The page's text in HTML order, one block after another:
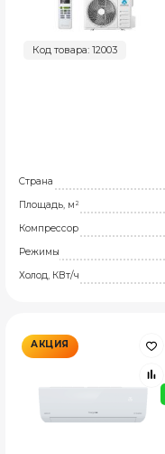
Код товара: 12003
Страна
Площадь, м²
Компрессор
Режимы
Холод, КВт/ч
АКЦИЯ